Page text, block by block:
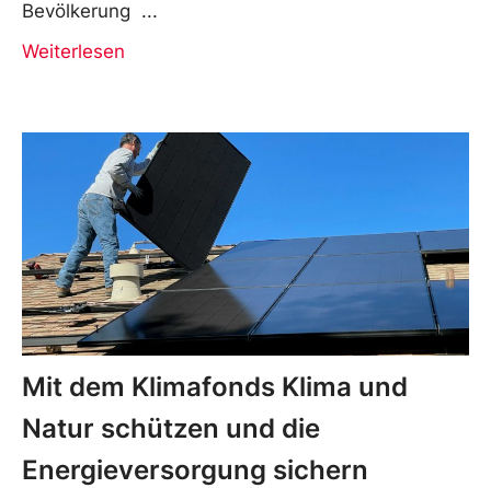
Bevölkerung
Weiterlesen
Mit dem Klimafonds Klima und
Natur schützen und die
Energieversorgung sichern